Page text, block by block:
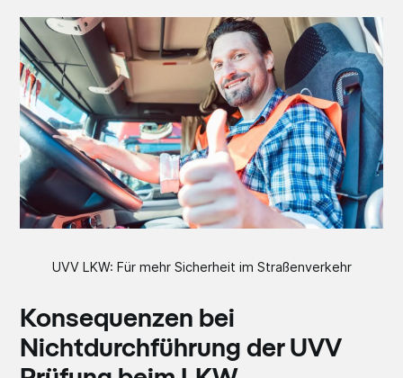
UVV LKW: Für mehr Sicherheit im Straßenverkehr
Konsequenzen bei
Nichtdurchführung der UVV